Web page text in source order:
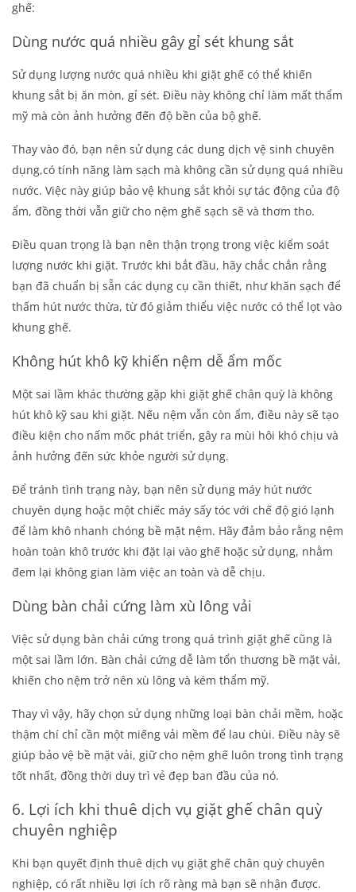
ghế:
Dùng nước quá nhiều gây gỉ sét khung sắt
Sử dụng lượng nước quá nhiều khi giặt ghế có thể khiến
khung sắt bị ăn mòn, gỉ sét. Điều này không chỉ làm mất thẩm
mỹ mà còn ảnh hưởng đến độ bền của bộ ghế.
Thay vào đó, bạn nên sử dụng các dung dịch vệ sinh chuyên
dụng,có tính năng làm sạch mà không cần sử dụng quá nhiều
nước. Việc này giúp bảo vệ khung sắt khỏi sự tác động của độ
ẩm, đồng thời vẫn giữ cho nệm ghế sạch sẽ và thơm tho.
Điều quan trọng là bạn nên thận trọng trong việc kiểm soát
lượng nước khi giặt. Trước khi bắt đầu, hãy chắc chắn rằng
bạn đã chuẩn bị sẵn các dụng cụ cần thiết, như khăn sạch để
thấm hút nước thừa, từ đó giảm thiểu việc nước có thể lọt vào
khung ghế.
Không hút khô kỹ khiến nệm dễ ẩm mốc
Một sai lầm khác thường gặp khi giặt ghế chân quỳ là không
hút khô kỹ sau khi giặt. Nếu nệm vẫn còn ẩm, điều này sẽ tạo
điều kiện cho nấm mốc phát triển, gây ra mùi hôi khó chịu và
ảnh hưởng đến sức khỏe người sử dụng.
Để tránh tình trạng này, bạn nên sử dụng máy hút nước
chuyên dụng hoặc một chiếc máy sấy tóc với chế độ gió lạnh
để làm khô nhanh chóng bề mặt nệm. Hãy đảm bảo rằng nệm
hoàn toàn khô trước khi đặt lại vào ghế hoặc sử dụng, nhằm
đem lại không gian làm việc an toàn và dễ chịu.
Dùng bàn chải cứng làm xù lông vải
Việc sử dụng bàn chải cứng trong quá trình giặt ghế cũng là
một sai lầm lớn. Bàn chải cứng dễ làm tổn thương bề mặt vải,
khiến cho nệm trở nên xù lông và kém thẩm mỹ.
Thay vì vậy, hãy chọn sử dụng những loại bàn chải mềm, hoặc
thậm chí chỉ cần một miếng vải mềm để lau chùi. Điều này sẽ
giúp bảo vệ bề mặt vải, giữ cho nệm ghế luôn trong tình trạng
tốt nhất, đồng thời duy trì vẻ đẹp ban đầu của nó.
6. Lợi ích khi thuê dịch vụ giặt ghế chân quỳ
chuyên nghiệp
Khi bạn quyết định thuê dịch vụ giặt ghế chân quỳ chuyên
nghiệp, có rất nhiều lợi ích rõ ràng mà bạn sẽ nhận được.